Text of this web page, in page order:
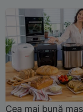
Cea mai bună